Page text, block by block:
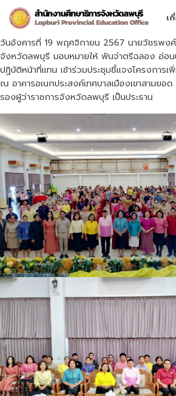
content
เ
วันอังคารที่ 19 พฤศจิกายน 2567 นายวัชรพ
จังหวัดลพบุรี มอบหมายให้ พันจ่าตรีฉลอง อ่อ
ปฏิบัติหน้าที่แทน เข้าร่วมประชุมชี้แจงโครงการ
ณ อาคารอเนกประสงค์เทศบาลเมืองเขาสามย
รองผู้ว่าราชการจังหวัดลพบุรี เป็นประธาน